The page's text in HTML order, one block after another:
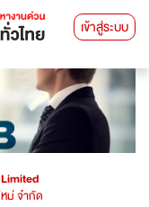
เข้าสู่ระบบ
ม่ จำกัด